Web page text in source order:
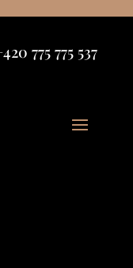
775 775 537